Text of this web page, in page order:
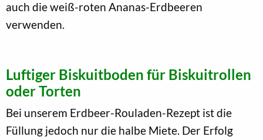
auch die weiß-roten Ananas-Erdbeeren
verwenden.
Luftiger Biskuitboden für Biskuitrollen
oder Torten
Bei unserem Erdbeer-Rouladen-Rezept ist die
Füllung jedoch nur die halbe Miete. Der Erfolg